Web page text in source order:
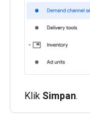
Klik Simpan.